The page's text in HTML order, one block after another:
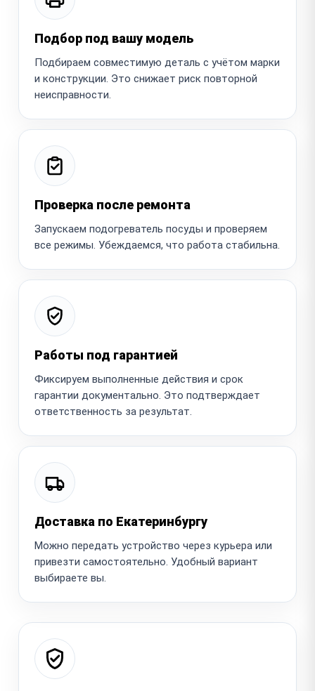
Подбор под вашу модель
Подбираем совместимую деталь с учётом марки
и конструкции. Это снижает риск повторной
неисправности.
Проверка после ремонта
Запускаем подогреватель посуды и проверяем
все режимы. Убеждаемся, что работа стабильна.
Работы под гарантией
Фиксируем выполненные действия и срок
гарантии документально. Это подтверждает
ответственность за результат.
Доставка по Екатеринбургу
Можно передать устройство через курьера или
привезти самостоятельно. Удобный вариант
выбираете вы.